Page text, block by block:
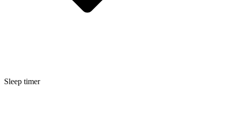
Sleep timer